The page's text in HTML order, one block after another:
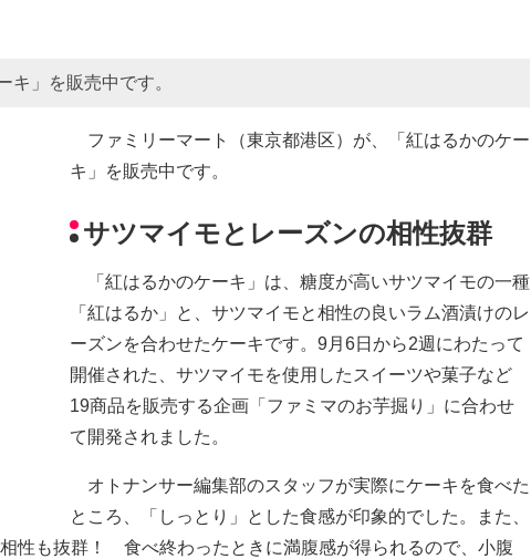
キ」を販売中です。
ファミリーマート（東京都港区）が、「紅はるかのケー
キ」を販売中です。
サツマイモとレーズンの相性抜群
「紅はるかのケーキ」は、糖度が高いサツマイモの一種
「紅はるか」と、サツマイモと相性の良いラム酒漬けのレ
ーズンを合わせたケーキです。9月6日から2週にわたって
開催された、サツマイモを使用したスイーツや菓子など
19商品を販売する企画「ファミマのお芋掘り」に合わせ
て開発されました。
オトナンサー編集部のスタッフが実際にケーキを食べた
ところ、「しっとり」とした食感が印象的でした。また、
性も抜群！ 食べ終わったときに満腹感が得られるので、小腹